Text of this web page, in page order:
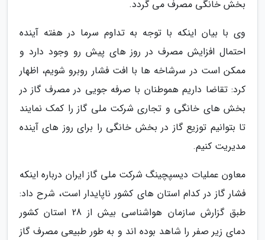
بخش خانگی مصرف می گردد.
وی با بیان اینکه با توجه به تداوم سرما در هفته آینده
احتمال افزایش مصرف در روز های پیش رو وجود دارد و
ممکن است در سرشاخه ها با افت فشار روبرو شویم، اظهار
کرد: تقاضا داریم هموطنان با صرفه جویی در مصرف گاز در
بخش های خانگی و تجاری شرکت ملی گاز را کمک نمایند
تا بتوانیم توزیع گاز در بخش خانگی را برای روز های آینده
مدیریت کنیم.
معاون عملیات دیسپچینگ شرکت ملی گاز ایران درباره اینکه
فشار گاز در کدام استان های کشور ناپایدار است، شرح داد:
طبق گزارش سازمان هواشناسی بیش از 28 استان کشور
دمای زیر صفر را شاهد بوده اند و به طور طبیعی مصرف گاز